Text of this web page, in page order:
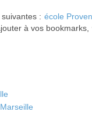
: école
à vos